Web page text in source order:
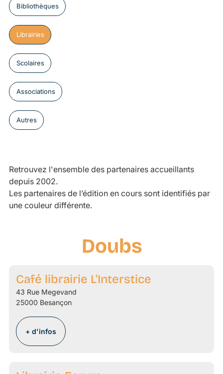
Bibliothèques
Librairies
Scolaires
Associations
Autres
Retrouvez l'ensemble des partenaires accueillants
depuis 2002.
Les partenaires de l’édition en cours sont identifiés par
une couleur différente.
Doubs
Café librairie L'Interstice
43 Rue Megevand
25000 Besançon
+ d'infos